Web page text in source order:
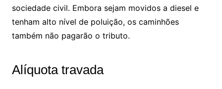
sociedade civil. Embora sejam movidos a diesel e
tenham alto nível de poluição, os caminhões
também não pagarão o tributo.
Alíquota travada